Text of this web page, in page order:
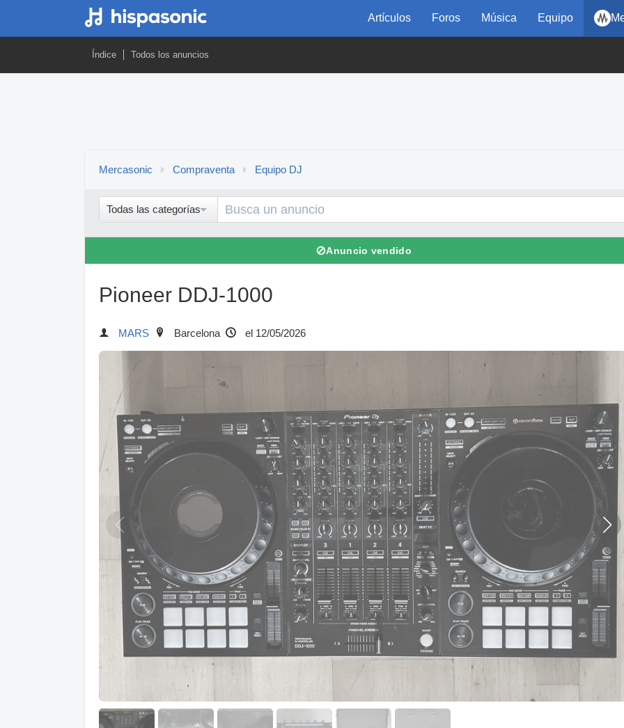
Artículos Foros Música Equipo
Índice Todos los anuncios
Mercasonic Compraventa Equipo DJ
Todas las categorías
⊘Anuncio vendido
Pioneer DDJ-1000
MARS Barcelona el 12/05/2026